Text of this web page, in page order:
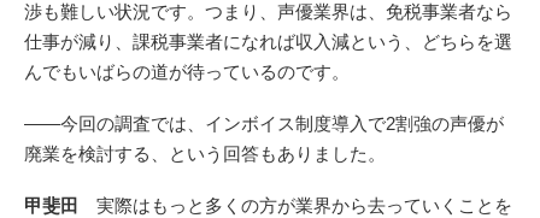
渉も難しい状況です。つまり、声優業界は、免税事業者なら
仕事が減り、課税事業者になれば収入減という、どちらを選
んでもいばらの道が待っているのです。
――今回の調査では、インボイス制度導入で2割強の声優が
廃業を検討する、という回答もありました。
甲斐田
実際はもっと多くの方が業界から去っていくことを